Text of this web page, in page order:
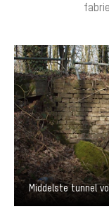
Middelste tunnel